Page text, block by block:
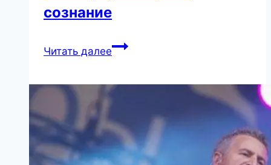
сознание
Читать далее20
Юнга,
которые
помогут